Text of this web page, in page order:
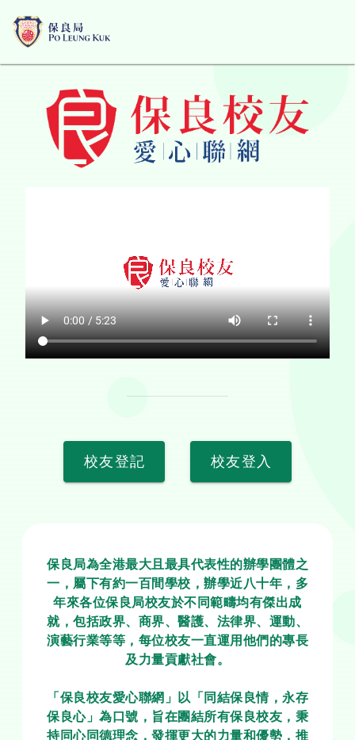
校友登記 校友登入
保良局為全港最大且最具代表性的辦學團體之
一，屬下有約一百間學校，辦學近八十年，多
年來各位保良局校友於不同範疇均有傑出成
就，包括政界、商界、醫護、法律界、運動、
演藝行業等等，每位校友一直運用他們的專長
及力量貢獻社會。
「保良校友愛心聯網」以「同結保良情，永存
保良心」為口號，旨在團結所有保良校友，秉
持同心同德理念，發揮更大的力量和優勢，推